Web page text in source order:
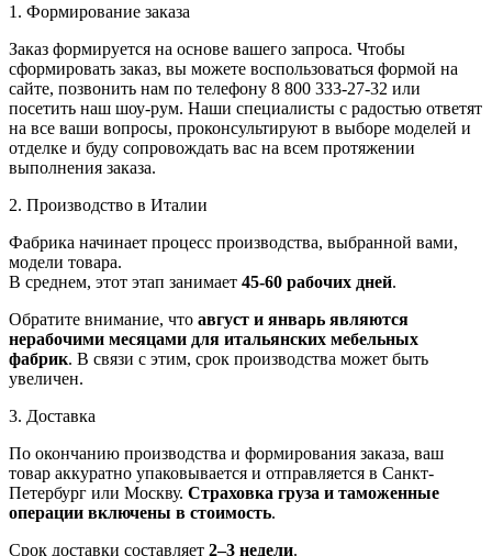
1. Формирование заказа
Заказ формируется на основе вашего запроса. Чтобы
сформировать заказ, вы можете воспользоваться формой на
сайте, позвонить нам по телефону 8 800 333-27-32 или
посетить наш шоу-рум. Наши специалисты с радостью ответят
на все ваши вопросы, проконсультируют в выборе моделей и
отделке и буду сопровождать вас на всем протяжении
выполнения заказа.
2. Производство в Италии
Фабрика начинает процесс производства, выбранной вами,
модели товара.
В среднем, этот этап занимает 45-60 рабочих дней.
Обратите внимание, что август и январь являются
нерабочими месяцами для итальянских мебельных
фабрик. В связи с этим, срок производства может быть
увеличен.
3. Доставка
По окончанию производства и формирования заказа, ваш
товар аккуратно упаковывается и отправляется в Санкт-
Петербург или Москву. Страховка груза и таможенные
операции включены в стоимость.
Срок доставки составляет 2–3 недели.